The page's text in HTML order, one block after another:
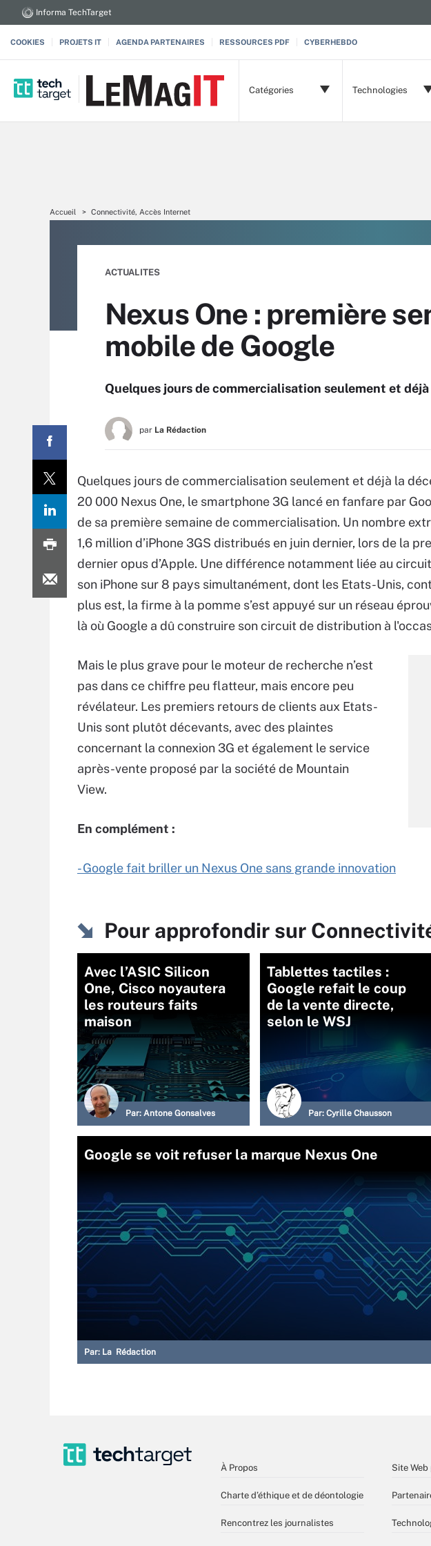
Informa TechTarget
COOKIES PROJETS IT AGENDA PARTENAIRES RESSOURCES PDF CYBERHEBDO
Catégories Technologies
Accueil Connectivité, Accès Internet
ACTUALITES
Nexus One : première
mobile de Google
Quelques jours de commercialisation seulement et
par La Rédaction
Quelques jours de commercialisation seulement et déjà la
20 000 Nexus One, le smartphone 3G lancé en fanfare par
de sa première semaine de commercialisation. Un nombre
1,6 million d’iPhone 3GS distribués en juin dernier, lors de la
dernier opus d’Apple. Une différence notamment liée au
son iPhone sur 8 pays simultanément, dont les Etats-Unis,
plus est, la firme à la pomme s’est appuyé sur un réseau
là où Google a dû construire son circuit de distribution à
Mais le plus grave pour le moteur de recherche n’est
pas dans ce chiffre peu flatteur, mais encore peu
révélateur. Les premiers retours de clients aux Etats-
Unis sont plutôt décevants, avec des plaintes
concernant la connexion 3G et également le service
après-vente proposé par la société de Mountain
View.
En complément :
- Google fait briller un Nexus One sans grande innovation
Pour approfondir sur
Avec l’ASIC Silicon
One, Cisco noyautera
les routeurs faits
maison
Par: Antone Gonsalves
Tablettes tactiles :
Google refait le coup
de la vente directe,
selon le WSJ
Par: Cyrille Chausson
Google se voit refuser la marque Nexus One
Par: La Rédaction
À Propos
Charte d’éthique et de déontologie
Rencontrez les journalistes
Site